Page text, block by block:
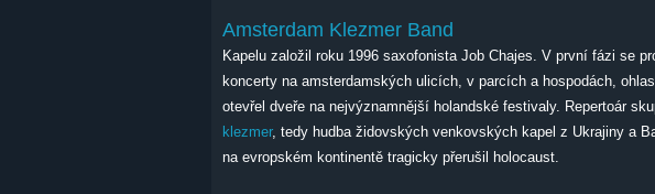
Amsterdam Klezmer Band
Kapelu založil roku 1996 saxofonista Job Chajes. V první fázi se
koncerty na amsterdamských ulicích, v parcích a hospodách,
otevřel dveře na nejvýznamnější holandské festivaly. Repertoár
klezmer, tedy hudba židovských venkovských kapel z Ukrajiny a
na evropském kontinentě tragicky přerušil holocaust.